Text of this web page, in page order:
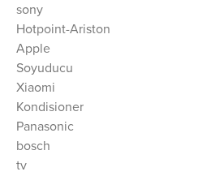
sony
Hotpoint-Ariston
Apple
Soyuducu
Xiaomi
Kondisioner
Panasonic
bosch
tv